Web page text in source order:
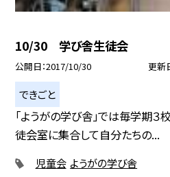
10/30 学び舎生徒会
公開日 2017/10/30 更新
できごと
「ようがの学び舎」では毎学期
徒会室に集合して自分たちの...
児童会 ようがの学び舎